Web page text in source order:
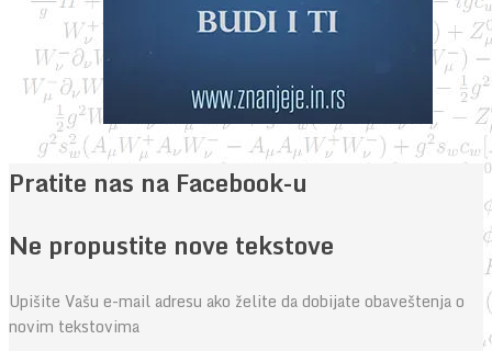
Pratite nas na Facebook-u
Ne propustite nove tekstove
Upišite Vašu e-mail adresu ako želite da dobijate obaveštenja o
novim tekstovima